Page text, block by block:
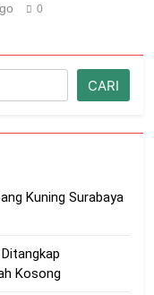
0
CARI
Kuning Surabaya
Kosong